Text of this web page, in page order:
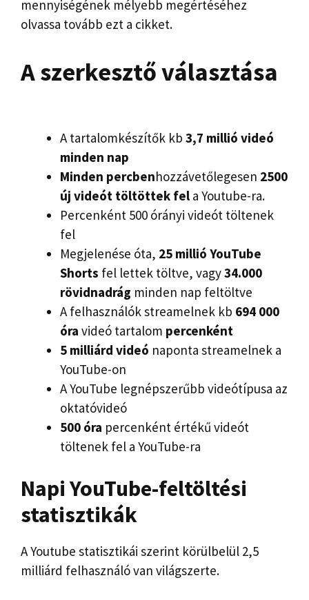
mennyiségének mélyebb megértéséhez
olvassa tovább ezt a cikket.
A szerkesztő választása
A tartalomkészítők kb 3,7 millió videó
minden nap
Minden percbenhozzávetőlegesen 2500
új videót töltöttek fel a Youtube-ra.
Percenként 500 órányi videót töltenek
fel
Megjelenése óta, 25 millió YouTube
Shorts fel lettek töltve, vagy34.000
rövidnadrág minden nap feltöltve
A felhasználók streamelnek kb 694 000
óra videó tartalom percenként
5 milliárd videó naponta streamelnek a
YouTube-on
A YouTube legnépszerűbb videótípusa az
oktatóvideó
500 óra percenként értékű videót
töltenek fel a YouTube-ra
Napi YouTube-feltöltési
statisztikák
A Youtube statisztikái szerint körülbelül 2,5
milliárd felhasználó van világszerte.